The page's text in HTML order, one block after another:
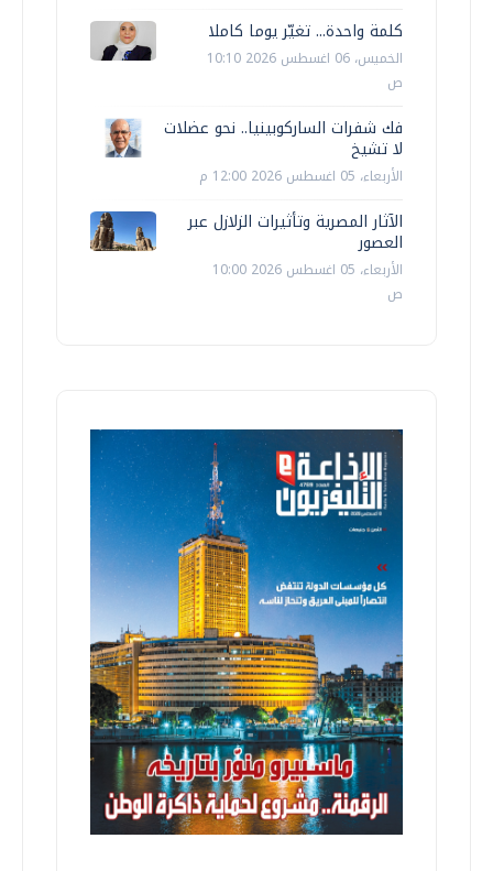
كلمة واحدة... تغيّر يوما كاملا
الخميس، 06 اغسطس 2026 10:10
ص
فك شفرات الساركوبينيا.. نحو عضلات
لا تشيخ
الأربعاء، 05 اغسطس 2026 12:00 م
الآثار المصرية وتأثيرات الزلازل عبر
العصور
الأربعاء، 05 اغسطس 2026 10:00
ص